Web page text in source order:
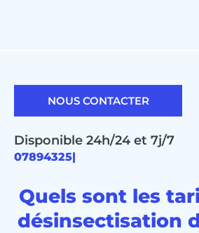
NOUS CONTACTER
Disponible 24h/24 et 7j/7
0|
Quels sont les
désinsectisation